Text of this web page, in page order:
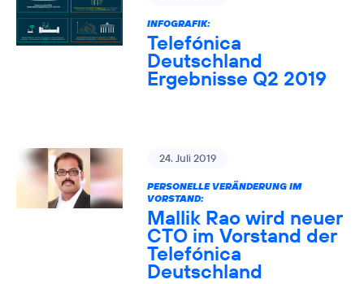
INFOGRAFIK:
Telefónica
Deutschland
Ergebnisse Q2 2019
24. Juli 2019
PERSONELLE VERÄNDERUNG IM
VORSTAND:
Mallik Rao wird neuer
CTO im Vorstand der
Telefónica
Deutschland